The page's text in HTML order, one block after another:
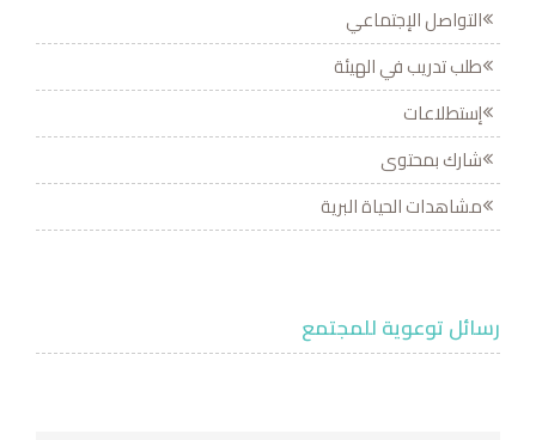
التواصل الإجتماعي
طلب تدريب في الهيئة
إستطلاعات
شارك بمحتوى
مشاهدات الحياة البرية
رسائل توعوية للمجتمع